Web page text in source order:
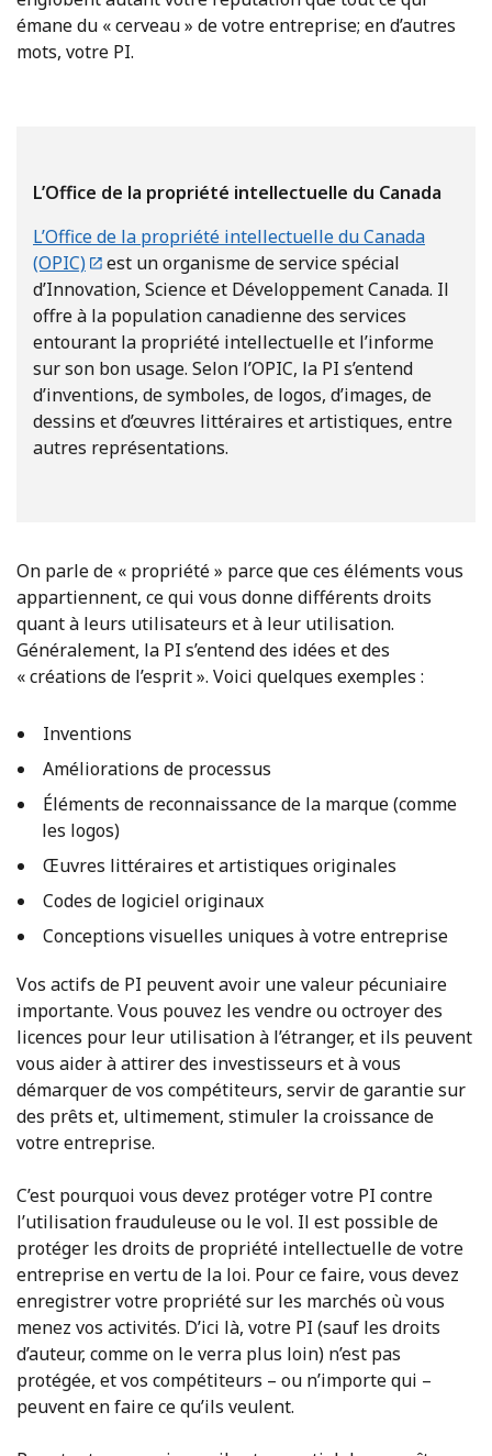
émane du « cerveau » de votre entreprise; en d’autres
mots, votre PI.
L’Office de la propriété intellectuelle du Canada
L’Office de la propriété intellectuelle du Canada
(OPIC)
est un organisme de service spécial
d’Innovation, Science et Développement Canada. Il
offre à la population canadienne des services
entourant la propriété intellectuelle et l’informe
sur son bon usage. Selon l’OPIC, la PI s’entend
d’inventions, de symboles, de logos, d’images, de
dessins et d’œuvres littéraires et artistiques, entre
autres représentations.
On parle de « propriété » parce que ces éléments vous
appartiennent, ce qui vous donne différents droits
quant à leurs utilisateurs et à leur utilisation.
Généralement, la PI s’entend des idées et des
« créations de l’esprit ». Voici quelques exemples :
Inventions
Améliorations de processus
Éléments de reconnaissance de la marque (comme
les logos)
Œuvres littéraires et artistiques originales
Codes de logiciel originaux
Conceptions visuelles uniques à votre entreprise
Vos actifs de PI peuvent avoir une valeur pécuniaire
importante. Vous pouvez les vendre ou octroyer des
licences pour leur utilisation à l’étranger, et ils peuvent
vous aider à attirer des investisseurs et à vous
démarquer de vos compétiteurs, servir de garantie sur
des prêts et, ultimement, stimuler la croissance de
votre entreprise.
C’est pourquoi vous devez protéger votre PI contre
l’utilisation frauduleuse ou le vol. Il est possible de
protéger les droits de propriété intellectuelle de votre
entreprise en vertu de la loi. Pour ce faire, vous devez
enregistrer votre propriété sur les marchés où vous
menez vos activités. D’ici là, votre PI (sauf les droits
d’auteur, comme on le verra plus loin) n’est pas
protégée, et vos compétiteurs – ou n’importe qui –
peuvent en faire ce qu’ils veulent.